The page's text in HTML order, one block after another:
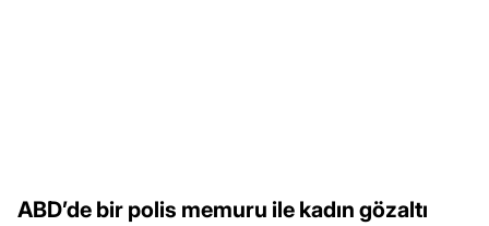
ABD’de bir polis memuru ile kadın gözaltı